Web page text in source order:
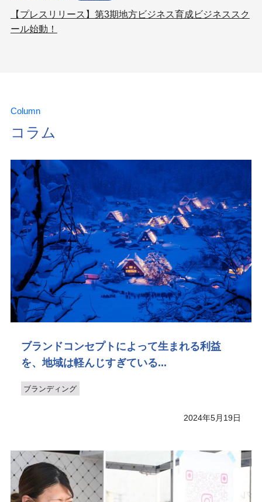
【プレスリリース】第3期地方ビジネス育成ビジネススク
ール始動！
Column
コラム
ブランドコンセプトによって生まれる利益
を、地域は軽んじすぎている...
ブランディング
2024年5月19日